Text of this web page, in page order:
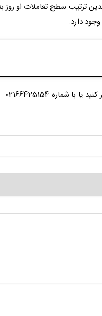
ترتیب سطح تعاملات او
دارد.
برای ثبت درخواست مشاوره فرم زیر را پر کنید یا با شماره 02166425154